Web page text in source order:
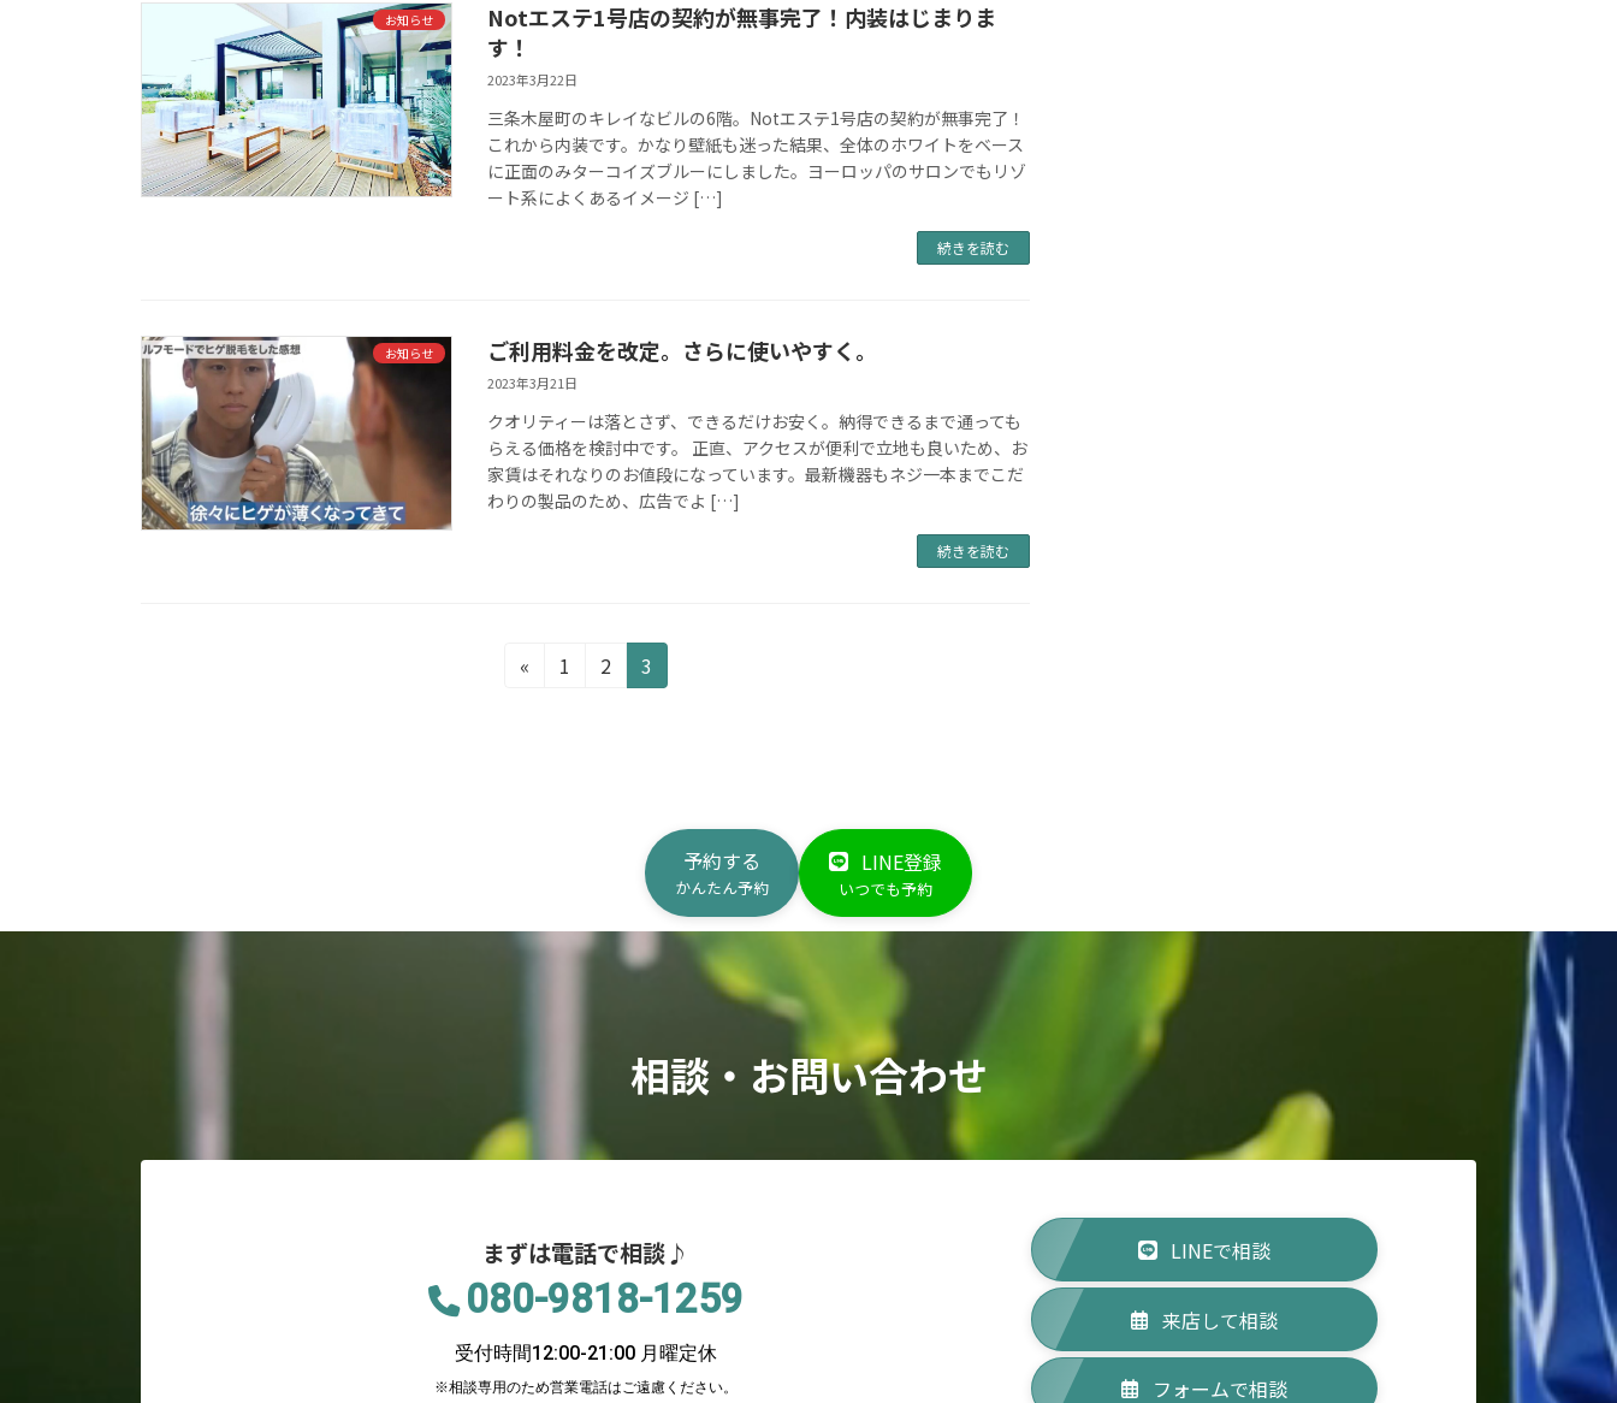
お知らせ
Notエステ1号店の契約が無事完了！内装はじまりま
す！
2023年3月22日
三条木屋町のキレイなビルの6階。Notエステ1号店の契約が無事完了！
これから内装です。かなり壁紙も迷った結果、全体のホワイトをベース
に正面のみターコイズブルーにしました。ヨーロッパのサロンでもリゾ
ート系によくあるイメージ […]
続きを読む
お知らせ ご利用料金を改定。さらに使いやすく。
2023年3月21日
クオリティーは落とさず、できるだけお安く。納得できるまで通っても
らえる価格を検討中です。 正直、アクセスが便利で立地も良いため、お
家賃はそれなりのお値段になっています。最新機器もネジ一本までこだ
わりの製品のため、広告でよ […]
続きを読む
送
«
固
1
固
2
固
定
3
予約する
かんたん予約
LINE登録
いつでも予約
相談・お問い合わせ
まずは電話で相談♪
080-9818-1259
受付時間12:00-21:00 月曜定休
※相談専用のため営業電話はご遠慮ください。
LINEで相談
来店して相談
フォームで相談